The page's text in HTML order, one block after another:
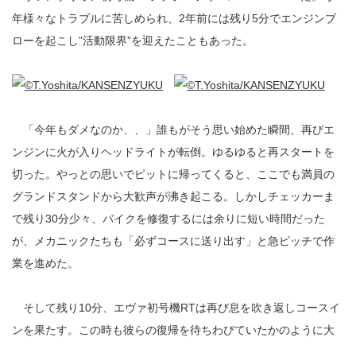
年様々なトラブルに苦しめられ、2年前には残り5分でエンジンブ
ローを起こし”活動限界”を迎えたこともあった。
「今年もダメなのか、、」誰もがそう思い始めた瞬間、再びエ
ンジンに火が入りヘッドライトが転倒。ゆるゆると再スタートを
切った。やっとの思いでピットに帰ってくると、ここでも満員の
グランドスタンドから大歓声が沸き起こる。しかしチェッカーま
で残り30分少々、バイクを修復するには余りに短い時間だった
が、メカニックたちも「必ずコースに送り出す」と急ピッチで作
業を進めた。
そして残り10分、エヴァ初号機RTは再び息を吹き返しコースイ
ンを果たす。この時も彼らの復帰を待ちわびていたかのように大